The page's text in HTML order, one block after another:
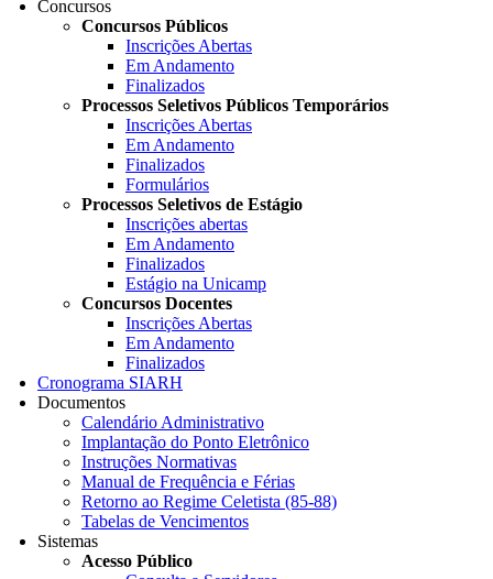
Concursos
Concursos Públicos
Inscrições Abertas
Em Andamento
Finalizados
Processos Seletivos Públicos Temporários
Inscrições Abertas
Em Andamento
Finalizados
Formulários
Processos Seletivos de Estágio
Inscrições abertas
Em Andamento
Finalizados
Estágio na Unicamp
Concursos Docentes
Inscrições Abertas
Em Andamento
Finalizados
Cronograma SIARH
Documentos
Calendário Administrativo
Implantação do Ponto Eletrônico
Instruções Normativas
Manual de Frequência e Férias
Retorno ao Regime Celetista (85-88)
Tabelas de Vencimentos
Sistemas
Acesso Público